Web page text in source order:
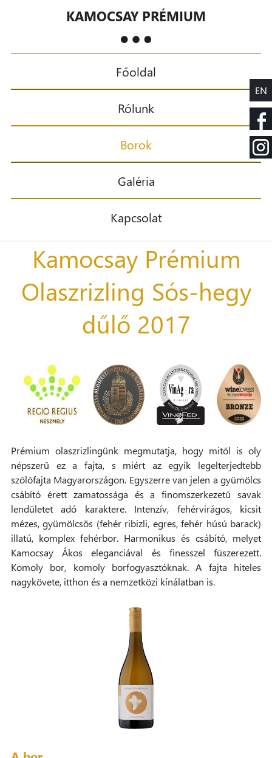
EN
KAMOCSAY PRÉMIUM
Főoldal
Rólunk
Borok
Galéria
Kapcsolat
Kamocsay Prémium
Olaszrizling Sós-hegy
dűlő 2017
Prémium olaszrizlingünk megmutatja, hogy mitől is oly
népszerű ez a fajta, s miért az egyik legelterjedtebb
szőlőfajta Magyarországon. Egyszerre van jelen a gyümölcs
csábító érett zamatossága és a finomszerkezetű savak
lendületet adó karaktere. Intenzív, fehérvirágos, kicsit
mézes, gyümölcsös (fehér ribizli, egres, fehér húsú barack)
illatú, komplex fehérbor. Harmonikus és csábító, melyet
Kamocsay Ákos eleganciával és finesszel fűszerezett.
Komoly bor, komoly borfogyasztóknak. A fajta hiteles
nagykövete, itthon és a nemzetközi kínálatban is.